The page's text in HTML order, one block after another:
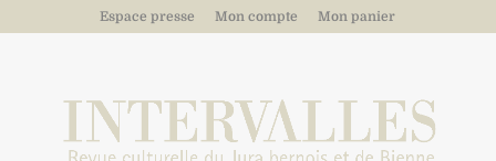
Espace presse Mon compte Mon panier